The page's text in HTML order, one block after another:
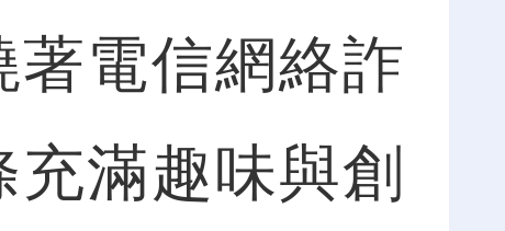
電信網絡詐
滿趣味與創